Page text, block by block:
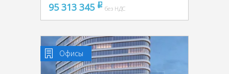
95 313 345 pуббез НДС
Офисы